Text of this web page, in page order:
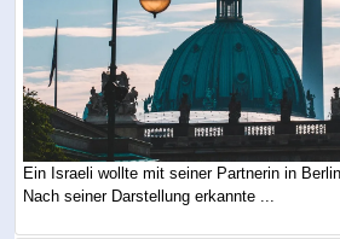
Ein Israeli wollte mit seiner Partnerin in
Nach seiner Darstellung erkannte ...